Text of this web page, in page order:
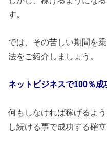
す。
では、その苦しい期間を
法をご紹介しましょう。
ネットビジネスで100％成
何もしなければ稼げるよ
し続ける事で成功する確